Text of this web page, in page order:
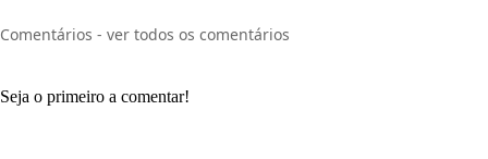
Comentários - ver todos os comentários
Seja o primeiro a comentar!